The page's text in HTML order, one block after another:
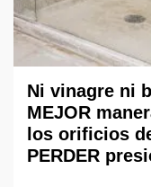
Ni vinagre ni
MEJOR
los orificios
PERDER